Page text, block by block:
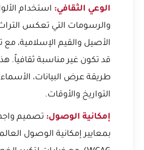
الوعي الثقافي: استخدام
والرسومات التي تعكس
الأصيل والقيم الإسلامية،
قد تكون غير مناسبة ثقافياً.
طريقة عرض البيانات،
التواريخ والأوقات.
إمكانية الوصول: تصميم
بمعايير إمكانية الوصول